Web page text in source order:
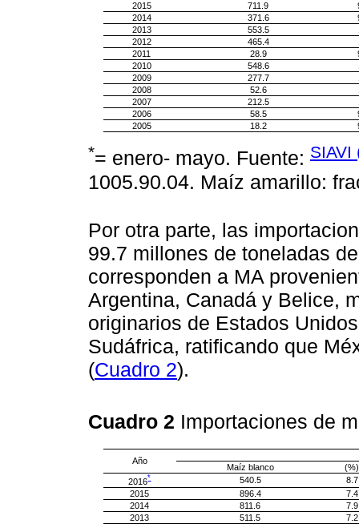
2015
711.9
2014
371.6
2013
553.5
2012
465.4
2011
28.9
2010
548.6
2009
277.7
2008
52.6
2007
212.5
2006
58.5
2005
18.2
*= enero- mayo. Fuente: SIAVI
1005.90.04. Maíz amarillo:
Por otra parte, las
99.7 millones de toneladas
corresponden a MA
Argentina, Canadá y Belice,
originarios de Estados
Sudáfrica, ratificando que
(Cuadro 2).
Cuadro 2 Importaciones de
Año
Maíz blanco
(%)
2016* 540.5
8.7
2015
896.4
7.4
2014
811.6
7.9
2013
511.5
7.2